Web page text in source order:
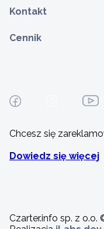
Kontakt
Cennik
Chcesz się
Dowiedz się więcej
Czarter.info sp. z o.o.